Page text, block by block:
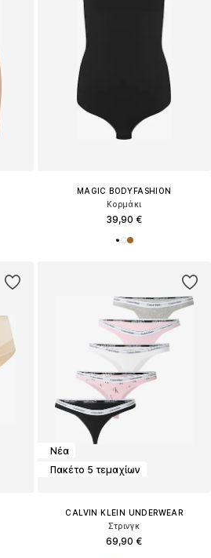
MAGIC BODYFASHION
Κορμάκι
39,90 €
Νέα
Πακέτο 5 τεμαχίων
CALVIN KLEIN UNDERWEAR
Στρινγκ
69,90 €